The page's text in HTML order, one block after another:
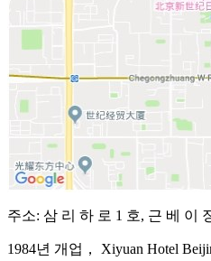
주소: 삼 리 하 로 1 호, 근 베 이
1984년 개업， Xiyuan Hotel